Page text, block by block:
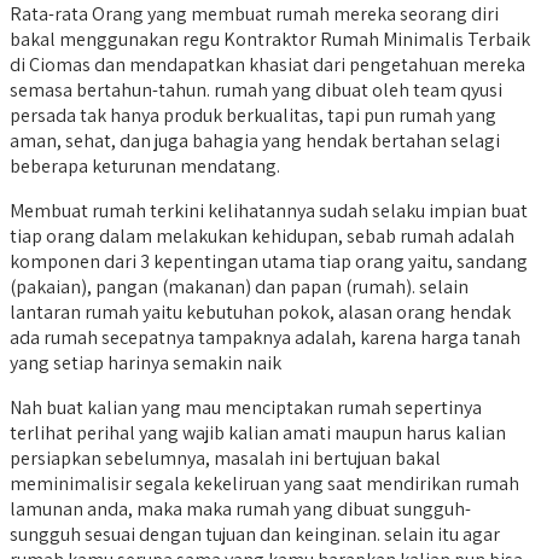
Rata-rata Orang yang membuat rumah mereka seorang diri
bakal menggunakan regu Kontraktor Rumah Minimalis Terbaik
di Ciomas dan mendapatkan khasiat dari pengetahuan mereka
semasa bertahun-tahun. rumah yang dibuat oleh team qyusi
persada tak hanya produk berkualitas, tapi pun rumah yang
aman, sehat, dan juga bahagia yang hendak bertahan selagi
beberapa keturunan mendatang.
Membuat rumah terkini kelihatannya sudah selaku impian buat
tiap orang dalam melakukan kehidupan, sebab rumah adalah
komponen dari 3 kepentingan utama tiap orang yaitu, sandang
(pakaian), pangan (makanan) dan papan (rumah). selain
lantaran rumah yaitu kebutuhan pokok, alasan orang hendak
ada rumah secepatnya tampaknya adalah, karena harga tanah
yang setiap harinya semakin naik
Nah buat kalian yang mau menciptakan rumah sepertinya
terlihat perihal yang wajib kalian amati maupun harus kalian
persiapkan sebelumnya, masalah ini bertujuan bakal
meminimalisir segala kekeliruan yang saat mendirikan rumah
lamunan anda, maka maka rumah yang dibuat sungguh-
sungguh sesuai dengan tujuan dan keinginan. selain itu agar